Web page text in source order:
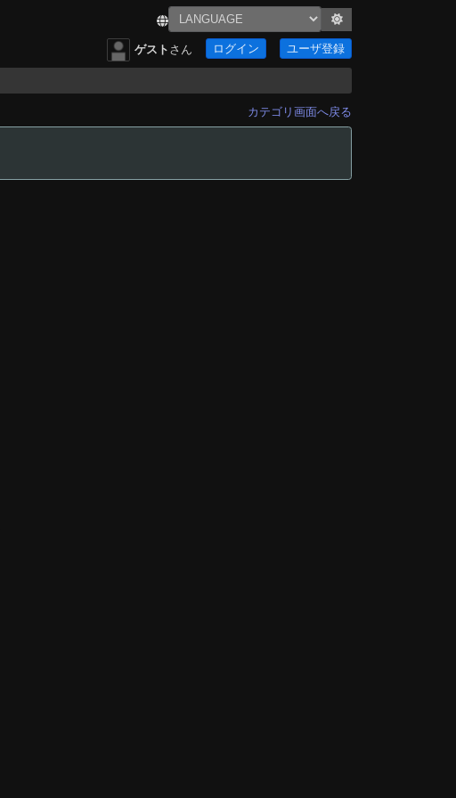
ゲスト さん ログイン ユーザ登録
カテゴリ画面へ戻る